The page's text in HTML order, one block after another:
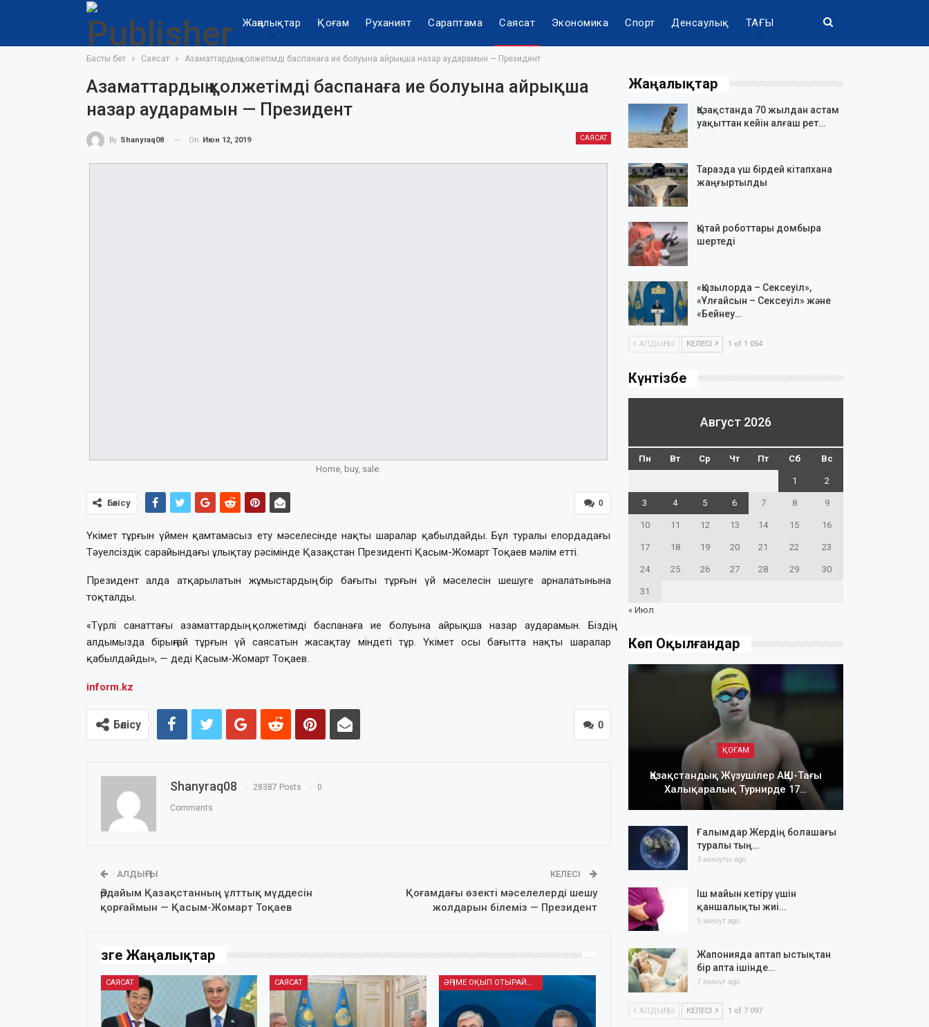
Жаңалықтар Қоғам Руханият Сараптама Саясат Экономика Спорт Денсаулық ТАҒЫ
Басты бет Саясат Азаматтардың қолжетімді баспанаға ие болуына айрықша назар аударамын — Президент
Азаматтардың қолжетімді баспанаға ие болуына айрықша
назар аударамын — Президент
САЯСАТ
By Shanyraq08 On Июн 12, 2019
Home, buy, sale.
0
Бөлісу
Үкімет тұрғын үймен қамтамасыз ету мәселесінде нақты шаралар қабылдайды. Бұл туралы елордадағы
Тәуелсіздік сарайындағы ұлықтау рәсімінде Қазақстан Президенті Қасым-Жомарт Тоқаев мәлім етті.
Президент алда атқарылатын жұмыстардың бір бағыты тұрғын үй мәселесін шешуге арналатынына
тоқталды.
«Түрлі санаттағы азаматтардың қолжетімді баспанаға ие болуына айрықша назар аударамын. Біздің
алдымызда бірыңғай тұрғын үй саясатын жасақтау міндеті тұр. Үкімет осы бағытта нақты шаралар
қабылдайды», — деді Қасым-Жомарт Тоқаев.
inform.kz
0
Бөлісу
Shanyraq08 28387 Posts 0
Comments
АЛДЫҢҒЫ
Әрдайым Қазақстанның ұлттық мүддесін
қорғаймын — Қасым-Жомарт Тоқаев
КЕЛЕСІ
Қоғамдағы өзекті мәселелерді шешу
жолдарын білеміз — Президент
Өзге Жаңалықтар
САЯСАТ САЯСАТ ӘҢГІМЕ ОҚЫП ОТЫРАЙЫҚ
Жаңалықтар
Қазақстанда 70 жылдан астам
уақыттан кейін алғаш рет…
Таразда үш бірдей кітапхана
жаңғыртылды
Қытай роботтары домбыра
шертеді
«Қызылорда – Сексеуіл»,
«Ұлғайсын – Сексеуіл» және
«Бейнеу…
АЛДЫҢҒЫ КЕЛЕСІ 1 of 1 054
Күнтізбе
Август 2026
Пн Вт Ср Чт Пт Сб Вс
1 2
3 4 5 6 7 8 9
10 11 12 13 14 15 16
17 18 19 20 21 22 23
24 25 26 27 28 29 30
31
« Июл
Көп Оқылғандар
ҚОҒАМ
Қазақстандық Жүзушілер АҚШ-Тағы
Халықаралық Турнирде 17…
Ғалымдар Жердің болашағы
туралы тың…
3 минуты ago
Іш майын кетіру үшін
қаншалықты жиі…
5 минут ago
Жапонияда аптап ыстықтан
бір апта ішінде…
7 минут ago
АЛДЫҢҒЫ КЕЛЕСІ 1 of 7 097